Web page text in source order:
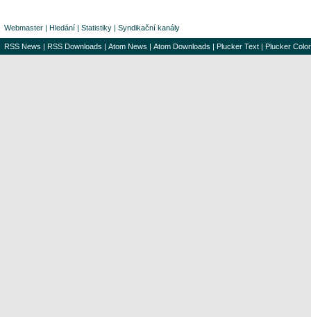
Webmaster | Hledání | Statistiky | Syndikační kanály
RSS News | RSS Downloads | Atom News | Atom Downloads | Plucker Text | Plucker Color